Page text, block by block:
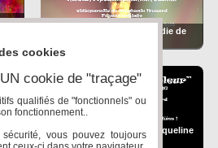
Qu'on m'accuse vidéoparodie de
Rhaine cambrioleur par Jacqueline
Dutronche vidéoparodie de
cookies
cookie de "traçage"
qualifiés de "fonctionnels" ou
fonctionnement..
vous pouvez toujours